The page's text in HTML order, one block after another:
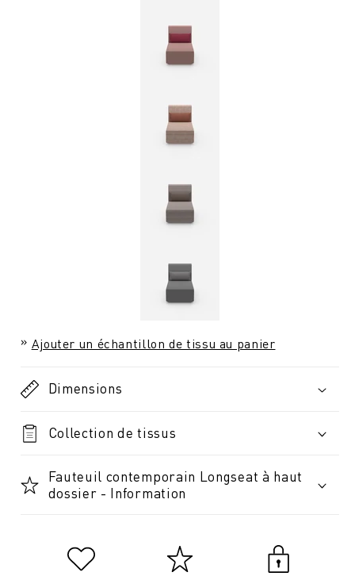
Ajouter un échantillon de tissu au panier
Dimensions
Collection de tissus
Fauteuil contemporain Longseat à haut
dossier - Information